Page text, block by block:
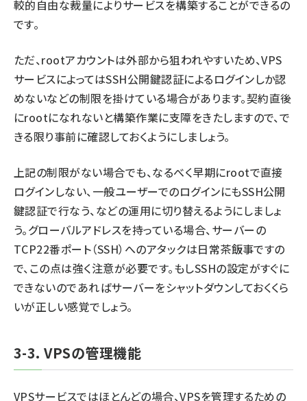
較的自由な裁量によりサービスを構築することができるの
です。
ただ、rootアカウントは外部から狙われやすいため、VPS
サービスによってはSSH公開鍵認証によるログインしか認
めないなどの制限を掛けている場合があります。契約直後
にrootになれないと構築作業に支障をきたしますので、で
きる限り事前に確認しておくようにしましょう。
上記の制限がない場合でも、なるべく早期にrootで直接
ログインしない、一般ユーザーでのログインにもSSH公開
鍵認証で行なう、などの運用に切り替えるようにしましょ
う。グローバルアドレスを持っている場合、サーバーの
TCP22番ポート（SSH）へのアタックは日常茶飯事ですの
で、この点は強く注意が必要です。もしSSHの設定がすぐに
できないのであればサーバーをシャットダウンしておくくら
いが正しい感覚でしょう。
3-3. VPSの管理機能
VPSサービスではほとんどの場合、VPSを管理するための